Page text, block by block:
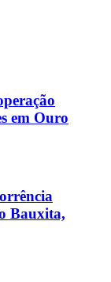
em Ouro
Bauxita,